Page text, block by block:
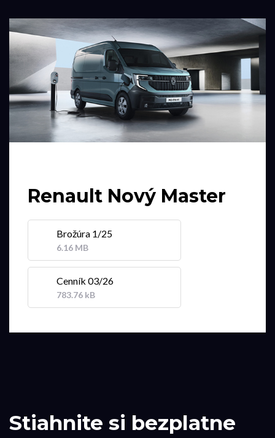
Renault Nový Master
Brožúra 1/25
6.16 MB
Cenník 03/26
783.76 kB
Stiahnite si bezplatne